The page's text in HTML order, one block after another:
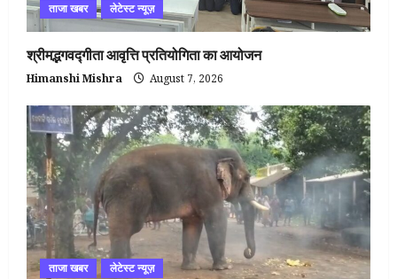
ताजा खबर लेटेस्ट न्यूज़
श्रीमद्भगवद्गीता आवृत्ति प्रतियोगिता का आयोजन
Himanshi Mishra August 7, 2026
ताजा खबर लेटेस्ट न्यूज़